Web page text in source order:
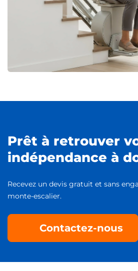
Prêt à retrouver
indépendance à
Recevez un devis gratuit et sans
monte-escalier.
Contactez-nous